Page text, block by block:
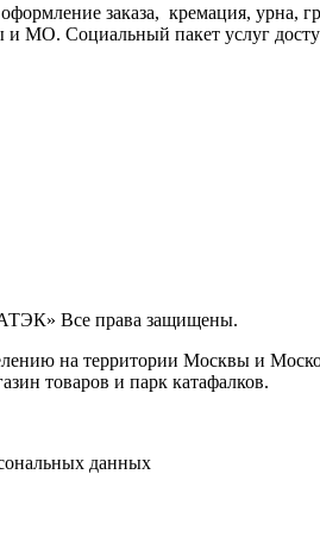
заказа, кремация, урна,
МО. Социальный пакет услуг
Все права защищены.
на территории Москвы и
товаров и парк катафалков.
данных